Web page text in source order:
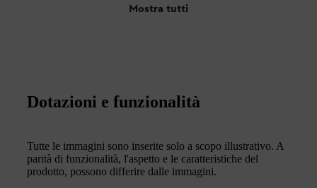
Mostra tutti
Dotazioni e funzionalità
Tutte le immagini sono inserite solo a scopo illustrativo. A
parità di funzionalità, l'aspetto e le caratteristiche del
prodotto, possono differire dalle immagini.